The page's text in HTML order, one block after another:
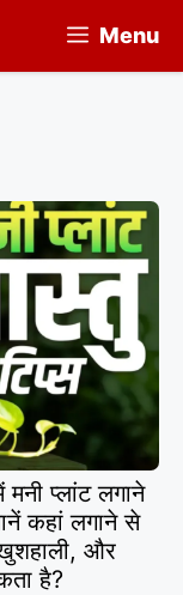
Menu
प्लांट लगाने
कहां लगाने से
खुशहाली, और
है?